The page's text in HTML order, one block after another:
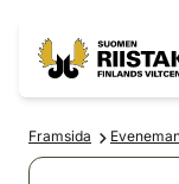
Framsida